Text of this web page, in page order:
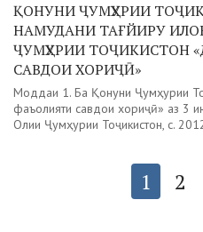
ҚОНУНИ ҶУМҲУРИИ
НАМУДАНИ ТАҒЙИРУ
ҶУМҲУРИИ ТОҶИКИСТОН
САВДОИ ХОРИҶӢ»
Моддаи 1. Ба Қонуни Ҷумҳурии
фаъолияти савдои хориҷӣ» аз 3
Олии Ҷумҳурии Тоҷикистон, с.
1 2